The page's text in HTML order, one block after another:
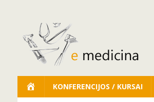
KONFERENCIJOS / KURSAI